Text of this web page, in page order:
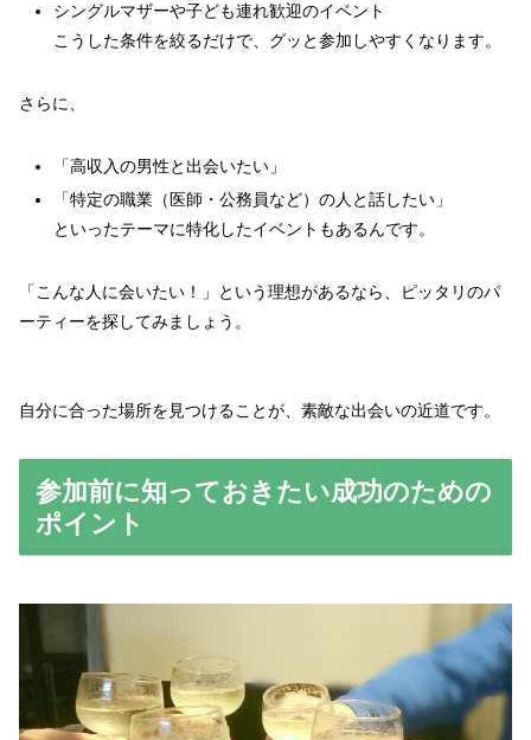
シングルマザーや子ども連れ歓迎のイベント
こうした条件を絞るだけで、グッと参加しやすくなります。
さらに、
「高収入の男性と出会いたい」
「特定の職業（医師・公務員など）の人と話したい」
といったテーマに特化したイベントもあるんです。
「こんな人に会いたい！」という理想があるなら、ピッタリのパ
ーティーを探してみましょう。
自分に合った場所を見つけることが、素敵な出会いの近道です。
参加前に知っておきたい成功のための
ポイント